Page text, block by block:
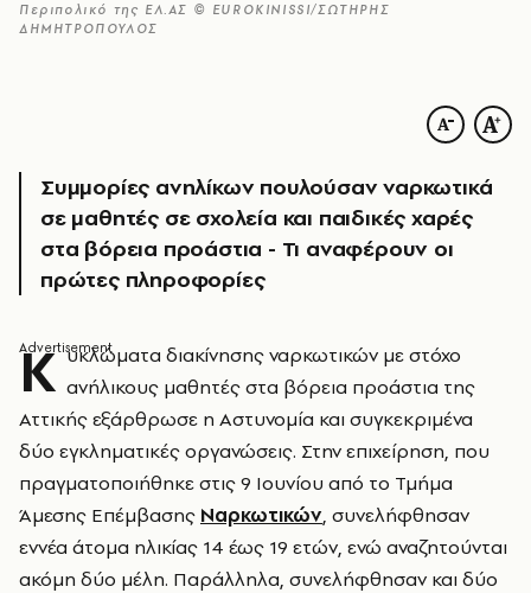
Περιπολικό της ΕΛ.ΑΣ © EUROKINISSI/ΣΩΤΗΡΗΣ
ΔΗΜΗΤΡΟΠΟΥΛΟΣ
Συμμορίες ανηλίκων πουλούσαν ναρκωτικά
σε μαθητές σε σχολεία και παιδικές χαρές
στα βόρεια προάστια - Τι αναφέρουν οι
πρώτες πληροφορίες
Κ υκλώματα διακίνησης ναρκωτικών με στόχο
ανήλικους μαθητές στα βόρεια προάστια της
Αττικής εξάρθρωσε η Αστυνομία και συγκεκριμένα
δύο εγκληματικές οργανώσεις. Στην επιχείρηση, που
πραγματοποιήθηκε στις 9 Ιουνίου από το Τμήμα
Άμεσης Επέμβασης Ναρκωτικών, συνελήφθησαν
εννέα άτομα ηλικίας 14 έως 19 ετών, ενώ αναζητούνται
ακόμη δύο μέλη. Παράλληλα, συνελήφθησαν και δύο